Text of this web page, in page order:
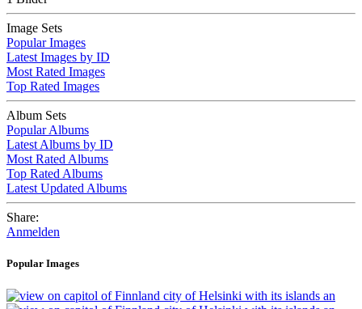
Image Sets
Popular Images
Latest Images by ID
Most Rated Images
Top Rated Images
Album Sets
Popular Albums
Latest Albums by ID
Most Rated Albums
Top Rated Albums
Latest Updated Albums
Share:
Anmelden
Popular Images